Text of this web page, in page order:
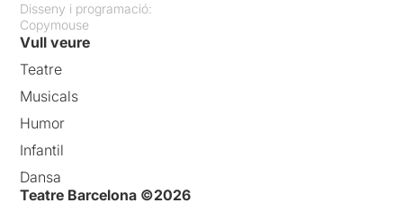
Disseny i programació:
Copymouse
Vull veure
Teatre
Musicals
Humor
Infantil
Dansa
Teatre Barcelona ©2026